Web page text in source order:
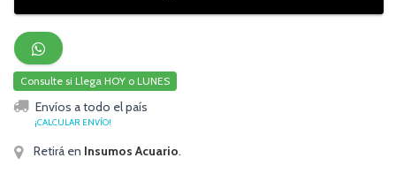
Consulte si Llega HOY o LUNES
Envíos a todo el país
¡CALCULAR ENVÍO!
Retirá en Insumos Acuario.